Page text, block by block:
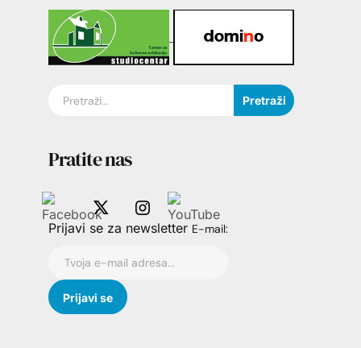
Pretraži
Pratite nas
Prijavi se za newsletter E-mail: